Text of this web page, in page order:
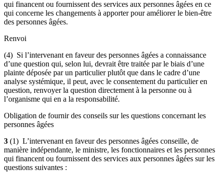
qui financent ou fournissent des services aux personnes âgées en ce
qui concerne les changements à apporter pour améliorer le bien-être
des personnes âgées.
Renvoi
(4) Si l’intervenant en faveur des personnes âgées a connaissance
d’une question qui, selon lui, devrait être traitée par le biais d’une
plainte déposée par un particulier plutôt que dans le cadre d’une
analyse systémique, il peut, avec le consentement du particulier en
question, renvoyer la question directement à la personne ou à
l’organisme qui en a la responsabilité.
Obligation de fournir des conseils sur les questions concernant les
personnes âgées
3 (1) L’intervenant en faveur des personnes âgées conseille, de
manière indépendante, le ministre, les fonctionnaires et les personnes
qui financent ou fournissent des services aux personnes âgées sur les
questions suivantes :